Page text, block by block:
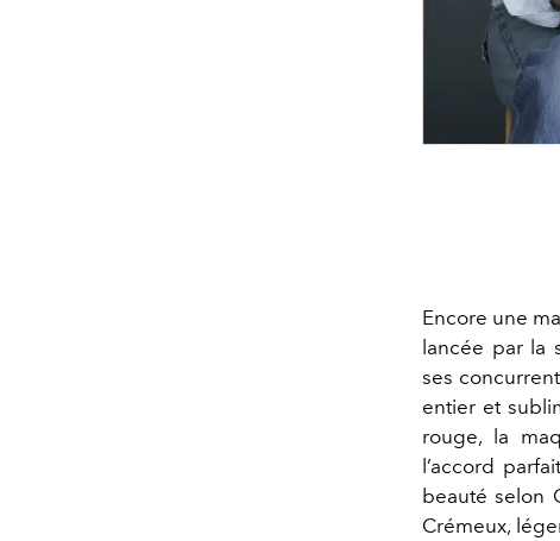
Encore une
lancée par la
ses
entier et
rouge, la
l’accord
beauté selon
Crémeux,